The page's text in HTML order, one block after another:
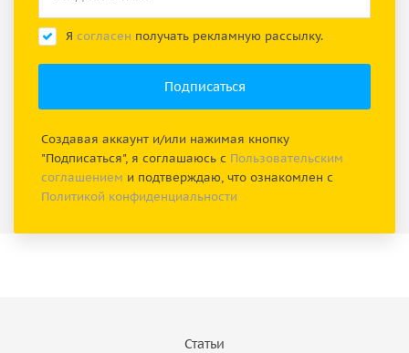
Я согласен получать рекламную рассылку.
Создавая аккаунт и/или нажимая кнопку
"Подписаться", я соглашаюсь с Пользовательским
соглашением и подтверждаю, что ознакомлен с
Политикой конфиденциальности
Статьи